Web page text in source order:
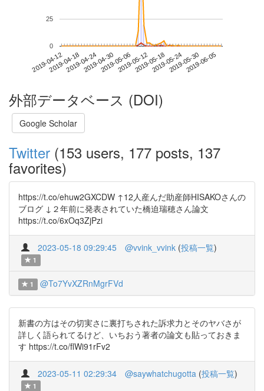
2019-04-122019-04-182019-04-242019-04-302019-05-062019-05-122019-05-182019-05-242019-05-302019-06-05
0
25
外部データベース (DOI)
Google Scholar
Twitter (153 users, 177 posts, 137
favorites)
https://t.co/ehuw2GXCDW ↑12人産んだ助産師HISAKOさんの
ブログ ↓２年前に発表されていた橋迫瑞穂さん論文
https://t.co/6xOq3ZjPzi
2023-05-18 09:29:45 @vvink_vvink (投稿一覧)
1
1 @To7YvXZRnMgrFVd
新書の方はその切実さに裏打ちされた訴求力とそのヤバさが
詳しく語られてるけど、いちおう著者の論文も貼っておきま
す https://t.co/flWi91rFv2
2023-05-11 02:29:34 @saywhatchugotta (投稿一覧)
1